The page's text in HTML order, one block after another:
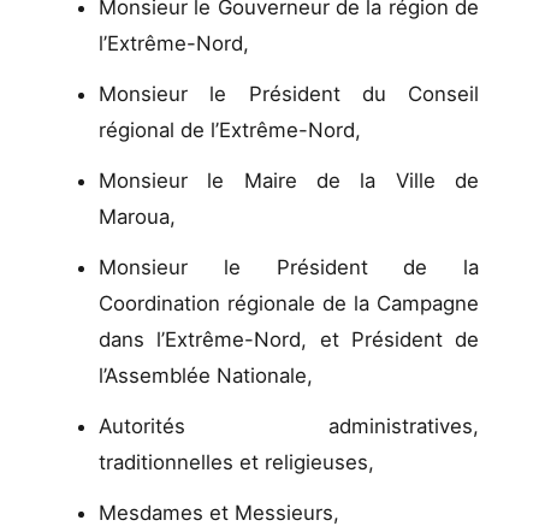
Monsieur le Gouverneur de la région de
l’Extrême-Nord,
Monsieur le Président du Conseil
régional de l’Extrême-Nord,
Monsieur le Maire de la Ville de
Maroua,
Monsieur le Président de la
Coordination régionale de la Campagne
dans l’Extrême-Nord, et Président de
l’Assemblée Nationale,
Autorités administratives,
traditionnelles et religieuses,
Mesdames et Messieurs,